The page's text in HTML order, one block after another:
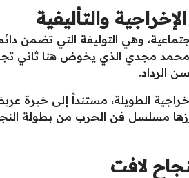
والتأليفية
وهي التوليفة التي تضمن
مجدي الذي يخوض هنا ثاني
الرداد.
الطويلة، مستنداً إلى
مسلسل فن الحرب من بطولة
لافت